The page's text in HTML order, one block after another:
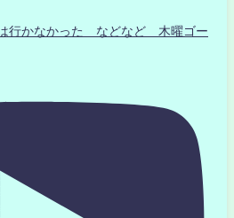
行かなかった などなど 木曜ゴー